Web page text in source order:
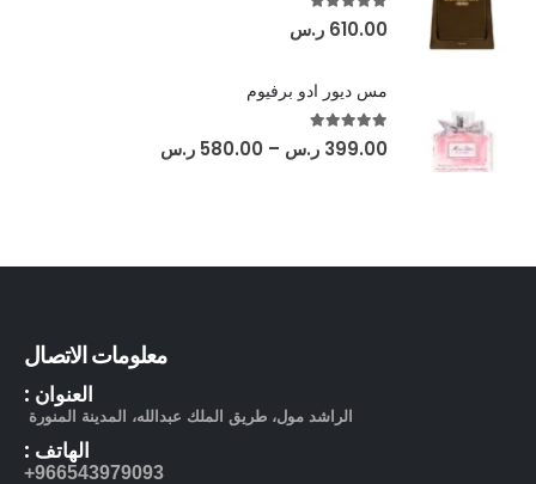
5.00
out of 5
610.00 ر.س
مس ديور ادو برفيوم
5.00
out of 5
399.00 ر.س –
580.00 ر.س
معلومات الاتصال
العنوان :
الراشد مول، طريق الملك عبدالله، المدينة المنورة
الهاتف :
966543979093+